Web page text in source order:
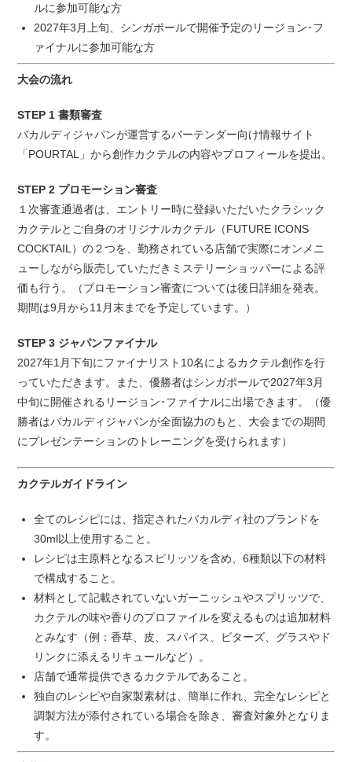
ルに参加可能な方
2027年3月上旬、シンガポールで開催予定のリージョン･フ
ァイナルに参加可能な方
大会の流れ
STEP 1 書類審査
バカルディジャパンが運営するバーテンダー向け情報サイト
「POURTAL」から創作カクテルの内容やプロフィールを提出。
STEP 2 プロモーション審査
１次審査通過者は、エントリー時に登録いただいたクラシック
カクテルとご自身のオリジナルカクテル（FUTURE ICONS
COCKTAIL）の２つを、勤務されている店舗で実際にオンメニ
ューしながら販売していただきミステリーショッパーによる評
価も行う。（プロモーション審査については後日詳細を発表。
期間は9月から11月末までを予定しています。）
STEP 3 ジャパンファイナル
2027年1月下旬にファイナリスト10名によるカクテル創作を行
っていただきます。また、優勝者はシンガポールで2027年3月
中旬に開催されるリージョン･ファイナルに出場できます。（優
勝者はバカルディジャパンが全面協力のもと、大会までの期間
にプレゼンテーションのトレーニングを受けられます）
カクテルガイドライン
全てのレシピには、指定されたバカルディ社のブランドを
30ml以上使用すること。
レシピは主原料となるスピリッツを含め、6種類以下の材料
で構成すること。
材料として記載されていないガーニッシュやスプリッツで、
カクテルの味や香りのプロファイルを変えるものは追加材料
とみなす（例：香草、皮、スパイス、ビターズ、グラスやド
リンクに添えるリキュールなど）。
店舗で通常提供できるカクテルであること。
独自のレシピや自家製素材は、簡単に作れ、完全なレシピと
調製方法が添付されている場合を除き、審査対象外となりま
す。